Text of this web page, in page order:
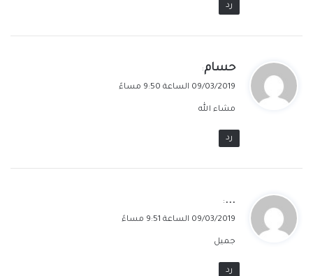
رد
ي
ق
ل
حسام:
09/03/2019 الساعة 9:50 مساءً
مشاء الله
رد
ق
ل
...
:
09/03/2019 الساعة 9:51 مساءً
جميل
رد